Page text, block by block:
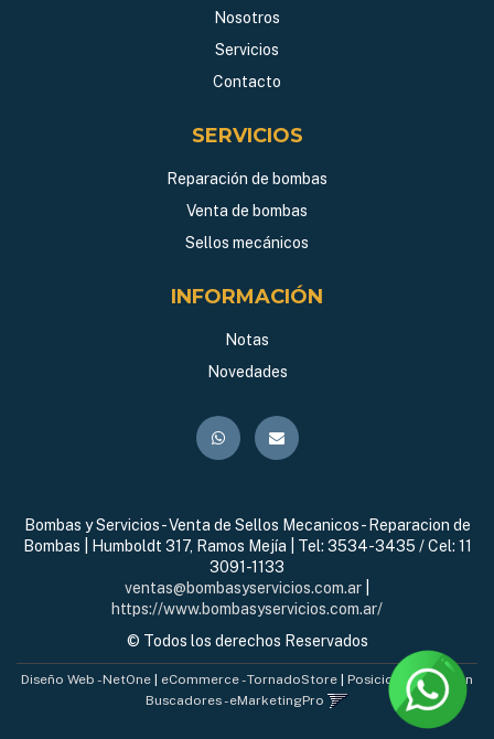
Nosotros
Servicios
Contacto
SERVICIOS
Reparación de bombas
Venta de bombas
Sellos mecánicos
INFORMACIÓN
Notas
Novedades
Bombas y Servicios - Venta de Sellos Mecanicos - Reparacion de
Bombas | Humboldt 317, Ramos Mejía | Tel: 3534-3435 / Cel: 11
3091-1133
ventas@bombasyservicios.com.ar
https://www.bombasyservicios.com.ar/
© Todos los derechos Reservados
Diseño Web - NetOne | eCommerce - TornadoStore | Posicionamiento en
Buscadores - eMarketingPro